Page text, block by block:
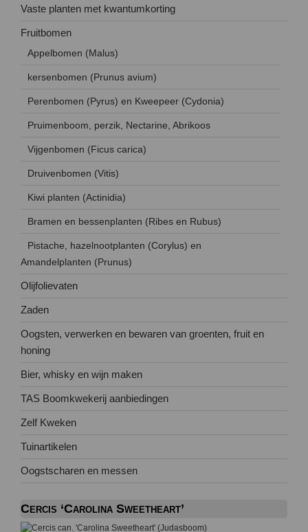
Vaste planten met kwantumkorting
Fruitbomen
Appelbomen (Malus)
kersenbomen (Prunus avium)
Perenbomen (Pyrus) en Kweepeer (Cydonia)
Pruimenboom, perzik, Nectarine, Abrikoos
Vijgenbomen (Ficus carica)
Druivenbomen (Vitis)
Kiwi planten (Actinidia)
Bramen en bessenplanten (Ribes en Rubus)
Pistache, hazelnootplanten (Corylus) en
Amandelplanten (Prunus)
Olijfolievaten
Zaden
Oogsten, verwerken en bewaren van groenten, fruit en
honing
Bier, whisky en wijn maken
TAS Boomkwekerij aanbiedingen
Zelf Kweken
Tuinartikelen
Oogstscharen en messen
Cercis ‘Carolina Sweetheart’